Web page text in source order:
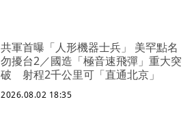
共軍首曝「人形機器士兵」 美罕點名
勿擾台2／國造「極音速飛彈」重大突
破 射程2千公里可「直通北京」
2026.08.02 18:35